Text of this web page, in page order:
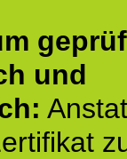
und